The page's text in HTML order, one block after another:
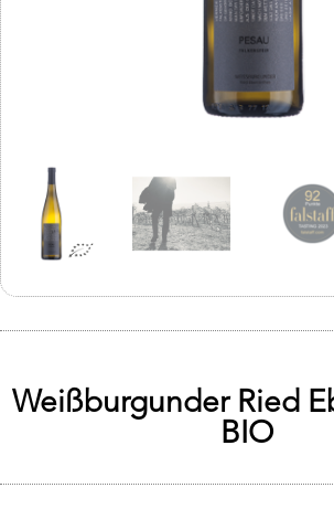
Weißburgunder Ried
BIO